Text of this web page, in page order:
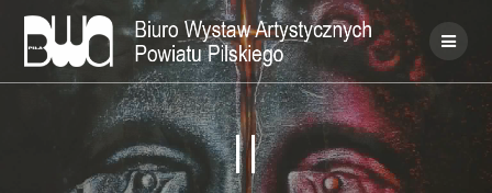
Skip
to
content
II